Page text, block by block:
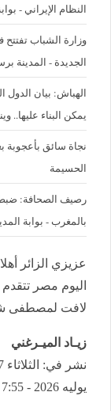
النظام الإيراني -
وزارة الشباب تفتتح
الجديدة - المدينة
الهباش: بيان الدول
يمكن البناء عليها..
نجاة سائق بأعجوبة
الحسيمة
رصيف الصحافة: ضبط
بالمغرب - بوابة
عزيزي الزائر
اليوم مصر
لافت لمصطفى
زيـاد الميـرغني
يوليه 2026 - 7:55 م